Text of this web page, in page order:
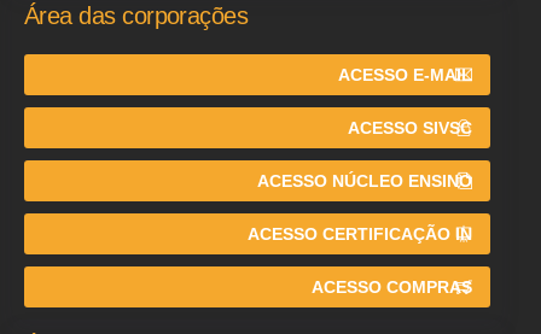
Área das corporações
ACESSO E-MAIL
ACESSO SIVSC
ACESSO NÚCLEO ENSINO
ACESSO CERTIFICAÇÃO IN
ACESSO COMPRAS